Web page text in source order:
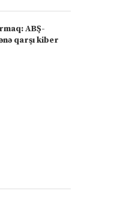
ABŞ-
qarşı kiber